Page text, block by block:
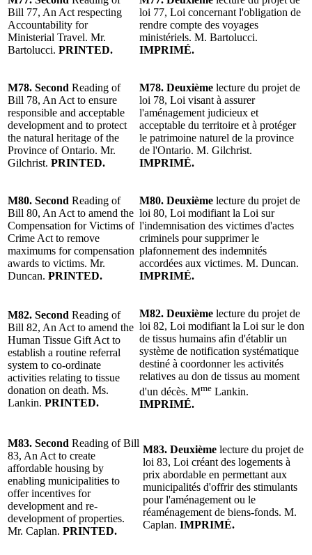
Bill 77, An Act respecting
Accountability for
Ministerial Travel. Mr.
Bartolucci. PRINTED.
loi 77, Loi concernant l'obligation de
rendre compte des voyages
ministériels. M. Bartolucci.
IMPRIMÉ.
M78. Second Reading of
Bill 78, An Act to ensure
responsible and acceptable
development and to protect
the natural heritage of the
Province of Ontario. Mr.
Gilchrist. PRINTED.
M78. Deuxième lecture du projet de
loi 78, Loi visant à assurer
l'aménagement judicieux et
acceptable du territoire et à protéger
le patrimoine naturel de la province
de l'Ontario. M. Gilchrist.
IMPRIMÉ.
M80. Second Reading of
Bill 80, An Act to amend the
Compensation for Victims of
Crime Act to remove
maximums for compensation
awards to victims. Mr.
Duncan. PRINTED.
M80. Deuxième lecture du projet de
loi 80, Loi modifiant la Loi sur
l'indemnisation des victimes d'actes
criminels pour supprimer le
plafonnement des indemnités
accordées aux victimes. M. Duncan.
IMPRIMÉ.
M82. Second Reading of
Bill 82, An Act to amend the
Human Tissue Gift Act to
establish a routine referral
system to co-ordinate
activities relating to tissue
donation on death. Ms.
Lankin. PRINTED.
M82. Deuxième lecture du projet de
loi 82, Loi modifiant la Loi sur le don
de tissus humains afin d'établir un
système de notification systématique
destiné à coordonner les activités
relatives au don de tissus au moment
d'un décès. Mme Lankin.
IMPRIMÉ.
M83. Second Reading of Bill
83, An Act to create
affordable housing by
enabling municipalities to
offer incentives for
development and re-
development of properties.
Mr. Caplan. PRINTED.
M83. Deuxième lecture du projet de
loi 83, Loi créant des logements à
prix abordable en permettant aux
municipalités d'offrir des stimulants
pour l'aménagement ou le
réaménagement de biens-fonds. M.
Caplan. IMPRIMÉ.